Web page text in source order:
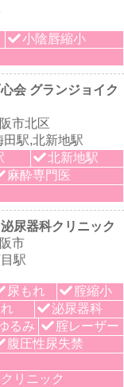
小陰唇縮小
会 グランジョイク
市北区
田駅,北新地駅
北新地駅
麻酔専門医
尿器科クリニック
市
駅
尿もれ
腟縮小
泌尿器科
るみ
腟レーザー
腹圧性尿失禁
リニック